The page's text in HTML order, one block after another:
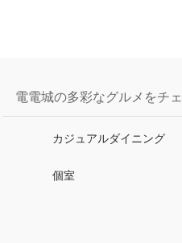
電電城の多彩なグルメをチ
カジュアルダイニング
個室